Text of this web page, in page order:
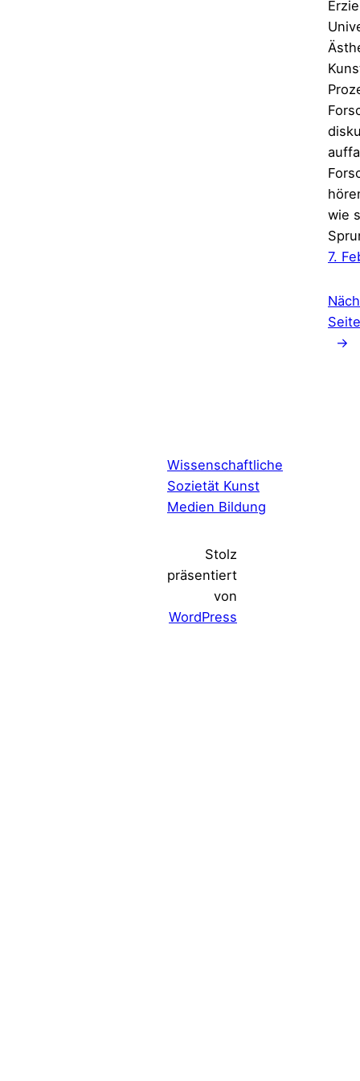
wie
7.
Seite
→
Wissenschaftliche
Sozietät Kunst
Medien Bildung
Stolz
präsentiert
von
WordPress